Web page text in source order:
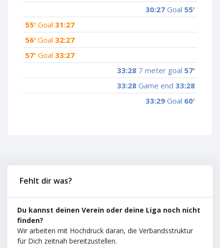
30:27 Goal 55'
55' Goal 31:27
56' Goal 32:27
57' Goal 33:27
33:28 7 meter goal 57'
33:28 Game end 33:28
33:29 Goal 60'
Fehlt dir was?
Du kannst deinen Verein oder deine Liga noch nicht
finden?
Wir arbeiten mit Hochdruck daran, die Verbandsstruktur
für Dich zeitnah bereitzustellen.